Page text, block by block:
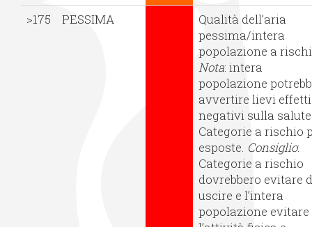
>175
PESSIMA
Qualità dell’aria
pessima/intera
popolazione a
Nota: intera
popolazione
avvertire lievi effetti
negativi sulla
Categorie a rischio
esposte. Consiglio:
Categorie a rischio
dovrebbero evitare
uscire e l’intera
popolazione evitare